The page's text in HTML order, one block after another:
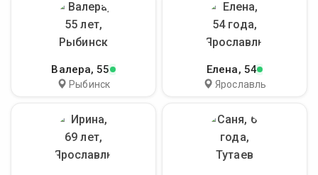
Валера, 55
Рыбинск
Елена, 54
Ярославль